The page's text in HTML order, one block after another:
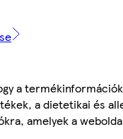
a
a dietetikai és
amelyek a